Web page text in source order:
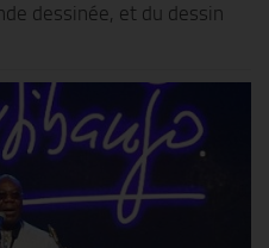
dessinée, et du dessin